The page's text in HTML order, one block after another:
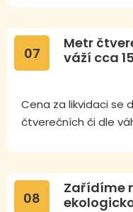
07
Metr
váží cca
Cena za likvidaci se
čtverečních či dle
08
Zařídíme